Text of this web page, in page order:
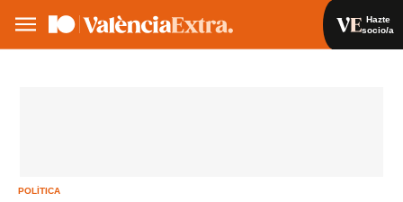
Hazte
socio/a
POLÍTICA